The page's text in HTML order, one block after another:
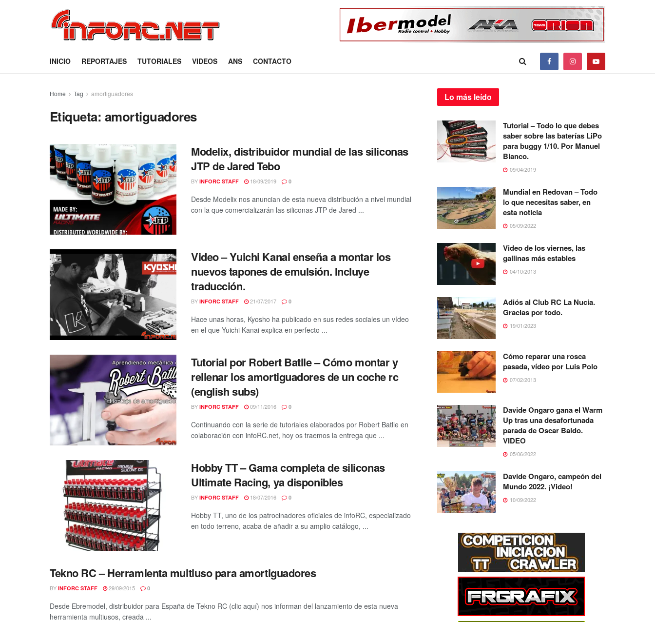
INICIO REPORTAJES TUTORIALES VIDEOS ANS CONTACTO
Home Tag amortiguadores
Etiqueta: amortiguadores
Modelix, distribuidor mundial de las siliconas
JTP de Jared Tebo
BY INFORC STAFF 18/09/2019 0
Desde Modelix nos anuncian de esta nueva distribución a nivel mundial
con la que comercializarán las siliconas JTP de Jared ...
Video – Yuichi Kanai enseña a montar los
nuevos tapones de emulsión. Incluye
traducción.
BY INFORC STAFF 21/07/2017 0
Hace unas horas, Kyosho ha publicado en sus redes sociales un vídeo
en el que Yuichi Kanai explica en perfecto ...
Tutorial por Robert Batlle – Cómo montar y
rellenar los amortiguadores de un coche rc
(english subs)
BY INFORC STAFF 09/11/2016 0
Continuando con la serie de tutoriales elaborados por Robert Batlle en
colaboración con infoRC.net, hoy os traemos la entrega que ...
Hobby TT – Gama completa de siliconas
Ultimate Racing, ya disponibles
BY INFORC STAFF 18/07/2016 0
Hobby TT, uno de los patrocinadores oficiales de infoRC, especializado
en todo terreno, acaba de añadir a su amplio catálogo, ...
Tekno RC – Herramienta multiuso para amortiguadores
BY INFORC STAFF 29/09/2015 0
Desde Ebremodel, distribuidor para España de Tekno RC (clic aquí) nos informan del lanzamiento de esta nueva
herramienta multiusos, creada ...
Lo más leído
Tutorial – Todo lo que debes
saber sobre las baterías LiPo
para buggy 1/10. Por Manuel
Blanco.
09/04/2019
Mundial en Redovan – Todo
lo que necesitas saber, en
esta noticia
05/09/2022
Video de los viernes, las
gallinas más estables
04/10/2013
Adiós al Club RC La Nucia.
Gracias por todo.
19/01/2023
Cómo reparar una rosca
pasada, vídeo por Luis Polo
07/02/2013
Davide Ongaro gana el Warm
Up tras una desafortunada
parada de Oscar Baldo.
VIDEO
05/06/2022
Davide Ongaro, campeón del
Mundo 2022. ¡Video!
10/09/2022